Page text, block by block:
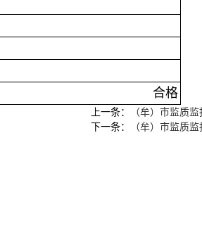
合格
上一条：
（牟）市监质
下一条：
（牟）市监质